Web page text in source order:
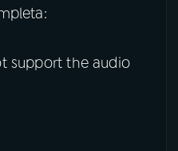
support the audio